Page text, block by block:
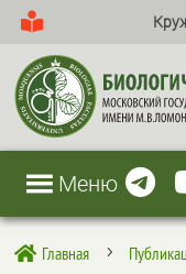
Меню
 Главная 5